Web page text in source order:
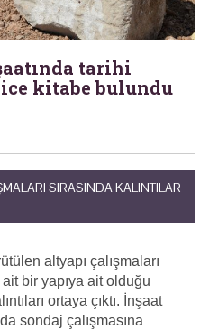
tarihi
kitabe bulundu
SIRASINDA KALINTILAR
altyapı çalışmaları
bir yapıya ait olduğu
ortaya çıktı. İnşaat
sondaj çalışmasına